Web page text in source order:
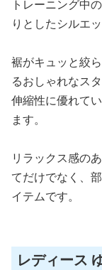
トレーニング中
りとしたシルエ
裾がキュッと絞
るおしゃれなス
伸縮性に優れて
ます。
リラックス感の
てだけでなく、
イテムです。
レディース